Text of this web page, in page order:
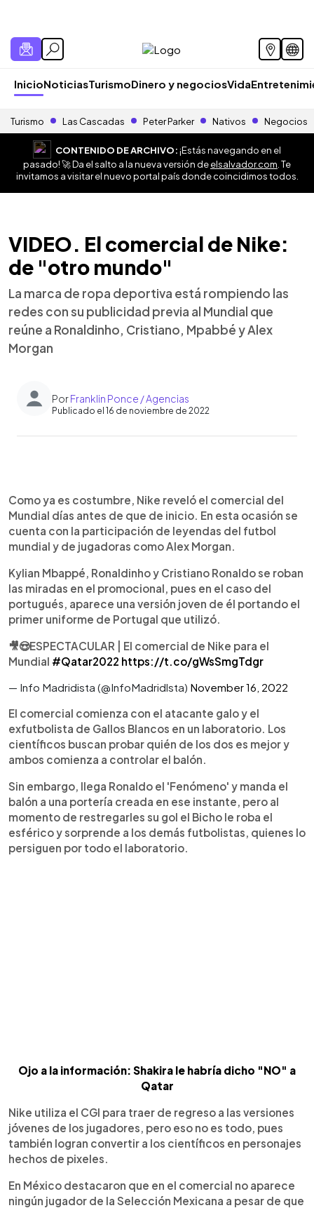
InicioNoticiasTurismoDinero y negociosVida
Turismo Las Cascadas Peter Parker Nativos Negocios
CONTENIDO DE ARCHIVO:¡Estás navegando en el
pasado! 🚀 Da el salto a la nueva versión deelsalvador.com . Te
invitamos a visitar el nuevo portal país donde coincidimos todos.
VIDEO. El comercial de Nike:
de "otro mundo"
La marca de ropa deportiva está rompiendo las
redes con su publicidad previa al Mundial que
reúne a Ronaldinho, Cristiano, Mpabbé y Alex
Morgan
PorFranklin Ponce / Agencias
Publicado el 16 de noviembre de 2022
Escuchar artículo
Como ya es costumbre, Nike reveló el comercial del
Mundial días antes de que de inicio. En esta ocasión se
cuenta con la participación de leyendas del futbol
mundial y de jugadoras como Alex Morgan.
Kylian Mbappé, Ronaldinho y Cristiano Ronaldo se roban
las miradas en el promocional, pues en el caso del
portugués, aparece una versión joven de él portando el
primer uniforme de Portugal que utilizó.
🎥😍ESPECTACULAR | El comercial de Nike para el
Mundial #Qatar2022 https://t.co/gWsSmgTdgr
— Info Madridista (@InfoMadridlsta) November 16, 2022
El comercial comienza con el atacante galo y el
exfutbolista de Gallos Blancos en un laboratorio. Los
científicos buscan probar quién de los dos es mejor y
ambos comienza a controlar el balón.
Sin embargo, llega Ronaldo el 'Fenómeno' y manda el
balón a una portería creada en ese instante, pero al
momento de restregarles su gol el Bicho le roba el
esférico y sorprende a los demás futbolistas, quienes lo
persiguen por todo el laboratorio.
Ojo a la información: Shakira le habría dicho "NO" a
Qatar
Nike utiliza el CGI para traer de regreso a las versiones
jóvenes de los jugadores, pero eso no es todo, pues
también logran convertir a los científicos en personajes
hechos de pixeles.
En México destacaron que en el comercial no aparece
ningún jugador de la Selección Mexicana a pesar de que